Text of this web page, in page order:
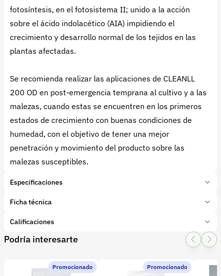
fotosíntesis, en el fotosistema II; unido a la acción
sobre el ácido indolacético (AIA) impidiendo el
crecimiento y desarrollo normal de los tejidos en las
plantas afectadas.
Se recomienda realizar las aplicaciones de CLEANLL
200 OD en post-emergencia temprana al cultivo y a las
malezas, cuando estas se encuentren en los primeros
estados de crecimiento con buenas condiciones de
humedad, con el objetivo de tener una mejor
penetración y movimiento del producto sobre las
malezas susceptibles.
Especificaciones
Marca: Duwest Colombia
Tipo de producto:
Subcategoría:Herbicidas
Categoria Toxicológica:II Moderadamente peligroso
Ficha técnica
Calificaciones
1 Star
2 Star
3 Star4 Star
0 calificaciones
Podría interesarte
Promocionado Promocionado